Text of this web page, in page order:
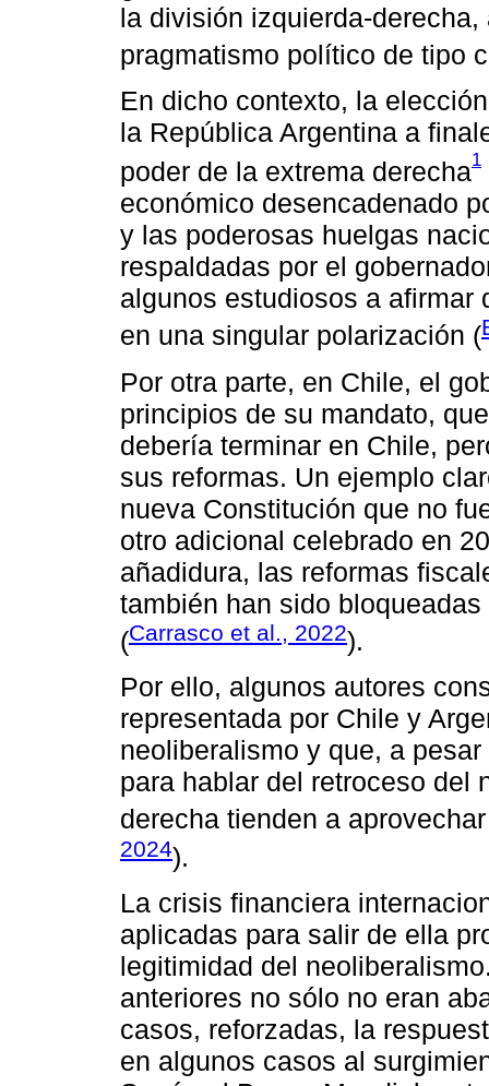
la división izquierda-
pragmatismo político de tipo
En dicho contexto, la
la República Argentina a
poder de la extrema derecha1
económico desencadenado
y las poderosas huelgas
respaldadas por el
algunos estudiosos a afirmar
en una singular polarización (
Por otra parte, en Chile, el
principios de su mandato,
debería terminar en Chile,
sus reformas. Un ejemplo
nueva Constitución que no
otro adicional celebrado en
añadidura, las reformas
también han sido
(Carrasco et al., 2022).
Por ello, algunos autores
representada por Chile y
neoliberalismo y que, a
para hablar del retroceso del
derecha tienden a
2024).
La crisis financiera
aplicadas para salir de ella
legitimidad del
anteriores no sólo no eran
casos, reforzadas, la
en algunos casos al